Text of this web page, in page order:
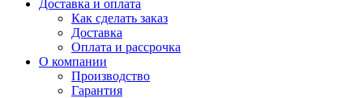
Доставка и оплата
Как сделать заказ
Доставка
Оплата и рассрочка
О компании
Производство
Гарантия